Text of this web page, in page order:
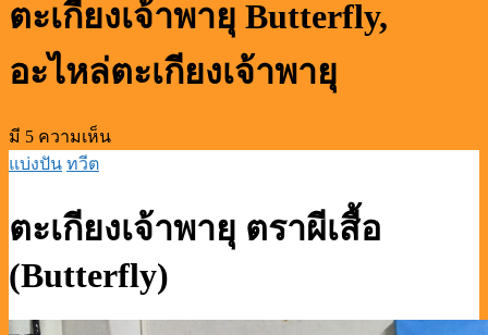
ตะเกียงเจ้าพายุ Butterfly,
อะไหล่ตะเกียงเจ้าพายุ
มี 5 ความเห็น
แบ่งปัน ทวีต
ตะเกียงเจ้าพายุ ตราผีเสื้อ
(Butterfly)